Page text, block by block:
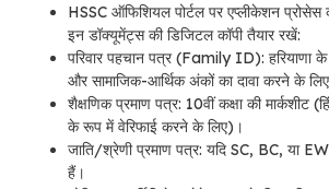
HSSC ऑफिशियल पोर्टल पर एप्लीकेशन
इन डॉक्यूमेंट्स की डिजिटल कॉपी तैयार रखें:
परिवार पहचान पत्र (Family ID): हरियाणा के
और सामाजिक-आर्थिक अंकों का दावा करने के
शैक्षणिक प्रमाण पत्र: 10वीं कक्षा की मार्कशीट
के रूप में वेरिफाई करने के लिए)।
जाति/श्रेणी प्रमाण पत्र: यदि SC, BC, या
हैं।